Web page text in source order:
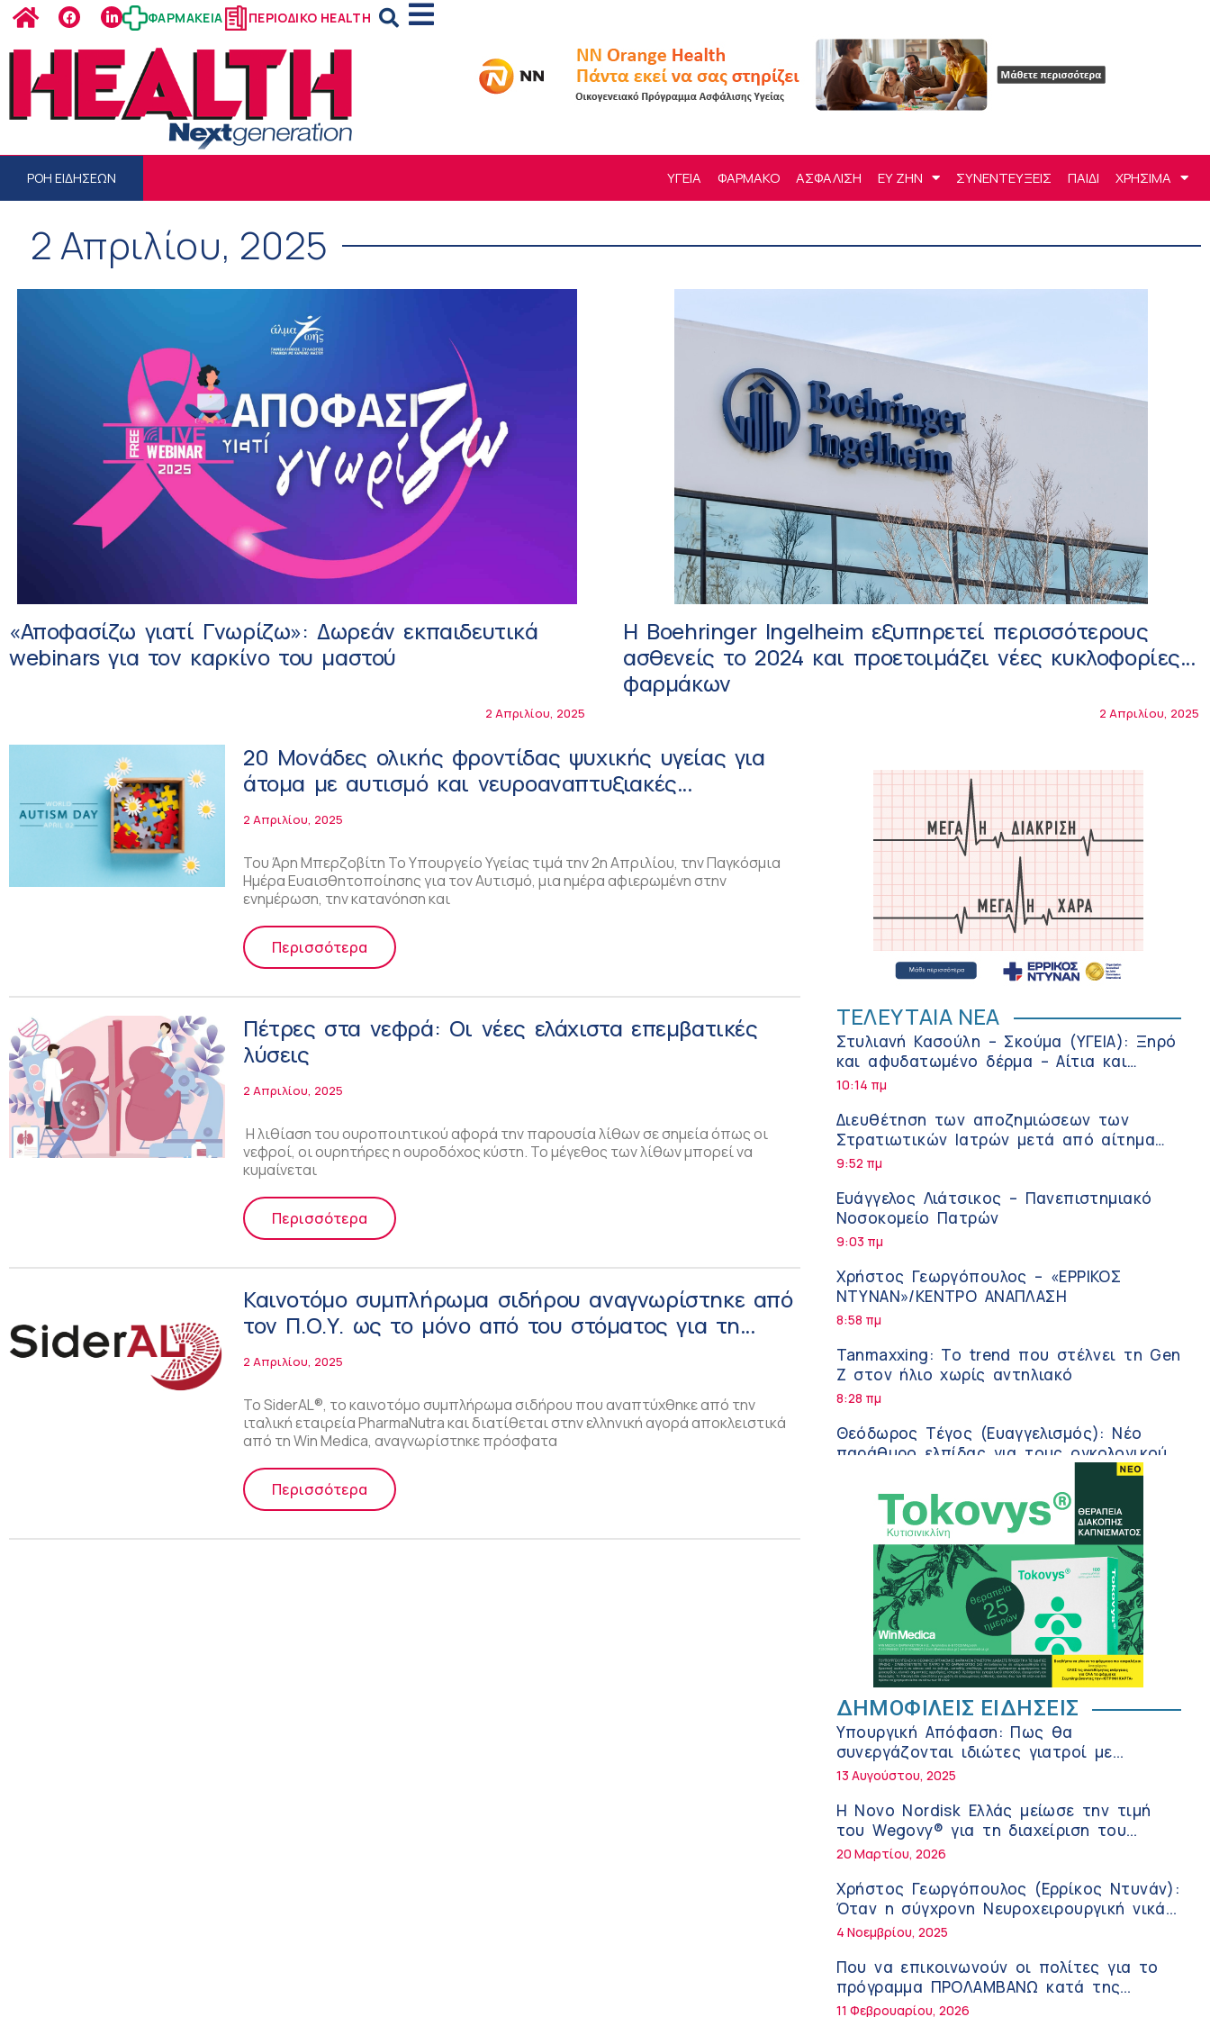
ΦΑΡΜΑΚΕΙΑ ΠΕΡΙΟΔΙΚΟ HEALTH
ΡΟΗ ΕΙΔΗΣΕΩΝ ΥΓΕΙΑ ΦΑΡΜΑΚΟ ΑΣΦΑΛΙΣΗ ΕΥ ΖΗΝ ΣΥΝΕΝΤΕΥΞΕΙΣ ΠΑΙΔΙ ΧΡΗΣΙΜΑ
2 Απριλίου, 2025
«Αποφασίζω γιατί Γνωρίζω»: Δωρεάν εκπαιδευτικά
webinars για τον καρκίνο του μαστού
2 Απριλίου, 2025
Η Boehringer Ingelheim εξυπηρετεί περισσότερους
ασθενείς το 2024 και προετοιμάζει νέες κυκλοφορίες
φαρμάκων
2 Απριλίου, 2025
20 Μονάδες ολικής φροντίδας ψυχικής υγείας για
άτομα με αυτισμό και νευροαναπτυξιακές
διαταραχές!
2 Απριλίου, 2025
Του Άρη Μπερζοβίτη Το Υπουργείο Υγείας τιμά την 2η Απριλίου, την Παγκόσμια
Ημέρα Ευαισθητοποίησης για τον Αυτισμό, μια ημέρα αφιερωμένη στην
ενημέρωση, την κατανόηση και
Περισσότερα
Πέτρες στα νεφρά: Οι νέες ελάχιστα επεμβατικές
λύσεις
2 Απριλίου, 2025
Η λιθίαση του ουροποιητικού αφορά την παρουσία λίθων σε σημεία όπως οι
νεφροί, οι ουρητήρες η ουροδόχος κύστη. Το μέγεθος των λίθων μπορεί να
κυμαίνεται
Περισσότερα
Καινοτόμο συμπλήρωμα σιδήρου αναγνωρίστηκε από
τον Π.Ο.Υ. ως το μόνο από του στόματος για τη
θεραπεία της αναιμίας!
2 Απριλίου, 2025
Το SiderAL®, το καινοτόμο συμπλήρωμα σιδήρου που αναπτύχθηκε από την
ιταλική εταιρεία PharmaNutra και διατίθεται στην ελληνική αγορά αποκλειστικά
από τη Win Medica, αναγνωρίστηκε πρόσφατα
Περισσότερα
ΤΕΛΕΥΤΑΙΑ ΝΕΑ
Στυλιανή Κασούλη – Σκούμα (ΥΓΕΙΑ): Ξηρό
και αφυδατωμένο δέρμα – Αίτια και
αντιμετώπιση
10:14 πμ
Διευθέτηση των αποζημιώσεων των
Στρατιωτικών Ιατρών μετά από αίτημα
του ΙΣΑ
9:52 πμ
Ευάγγελος Λιάτσικος – Πανεπιστημιακό
Νοσοκομείο Πατρών
9:03 πμ
Χρήστος Γεωργόπουλος – «ΕΡΡΙΚΟΣ
ΝΤΥΝΑΝ»/ΚΕΝΤΡΟ ΑΝΑΠΛΑΣΗ
8:58 πμ
Tanmaxxing: To trend που στέλνει τη Gen
Z στον ήλιο χωρίς αντηλιακό
8:28 πμ
Θεόδωρος Τέγος (Ευαγγελισμός): Νέο
παράθυρο ελπίδας για τους ογκολογικούς
Ασφάλεια στο νερό: 8 χρήσιμες οδηγίες
από τον Ελληνικό Ερυθρό Σταυρό
7:03 πμ
Μαρίνα Ραυτοπούλου (ΙΑΤΡΙΚΟ ΚΕΝΤΡΟ):
Εκπαίδευση στον διαβήτη – Ένας πυλώνας
της σύγχρονης φροντίδας
6:56 πμ
Αθανάσιος Μανώλης (Metropolitan
Hospital): Καρδιοπαθείς και καλοκαίρι –
Διακοπές με ασφάλεια
6:20 πμ
Ειρήνη Ζίγκιρη (Ερρίκος Ντυνάν): H
θερμική καταπόνηση στους ηλικιωμένους
εργαζόμενους
Σύσκεψη στον ΕΟΦ για την ομαλή
λειτουργία της εφοδιαστικής αλυσίδας
των φαρμάκων στη διάρκεια του
καλοκαιριού
Μιχάλης Τάτσης, Insurance & Healthcare
Analyst, διευθυντής Επιχειρηματικής
Ανάπτυξης Ομίλου HHG
Kavita Patel: Ένα στα πέντε καινοτόμα
φάρμακα φτάνει τελικά στην Ελλάδα
ΔΗΜΟΦΙΛΕΙΣ ΕΙΔΗΣΕΙΣ
Υπουργική Απόφαση: Πως θα
συνεργάζονται ιδιώτες γιατροί με
νοσοκομεία του δημοσίου συστήματος
13 Αυγούστου, 2025
Η Novo Nordisk Ελλάς μείωσε την τιμή
του Wegovy® για τη διαχείριση του
βάρους
20 Μαρτίου, 2026
Χρήστος Γεωργόπουλος (Ερρίκος Ντυνάν):
Όταν η σύγχρονη Νευροχειρουργική νικά
το φόβο!
4 Νοεμβρίου, 2025
Που να επικοινωνούν οι πολίτες για το
πρόγραμμα ΠΡΟΛΑΜΒΑΝΩ κατά της
παχυσαρκίας
11 Φεβρουαρίου, 2026